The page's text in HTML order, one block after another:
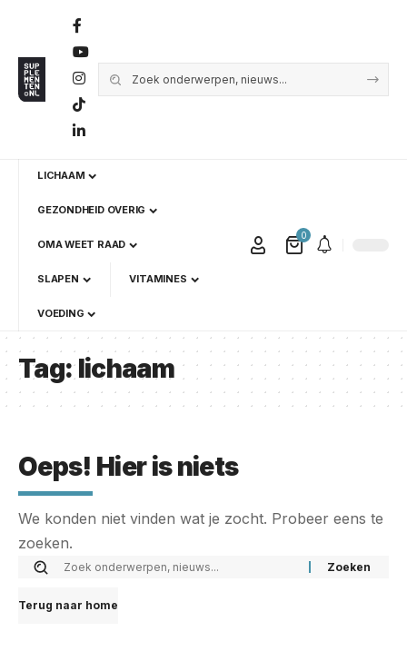
LICHAAM
GEZONDHEID OVERIG
OMA WEET RAAD
SLAPEN VITAMINES
VOEDING
0
Tag:lichaam
Oeps! Hier is niets
We konden niet vinden wat je zocht. Probeer eens te
zoeken.
Terug naar home